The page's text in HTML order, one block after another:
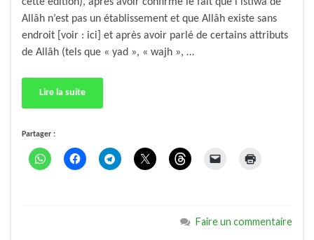
Allâh n’est pas un établissement et que Allâh existe sans
endroit [voir : ici] et après avoir parlé de certains attributs
de Allâh (tels que « yad », « wajh », …
Lire la suite
Partager :
Faire un commentaire